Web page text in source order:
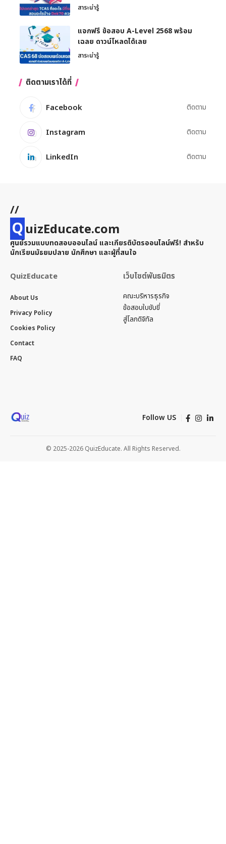
สาระน่ารู้
แจกฟรี ข้อสอบ A-Level 2568 พร้อม
เฉลย ดาวน์โหลดได้เลย
สาระน่ารู้
ติดตามเราได้ที่
Facebook ติดตาม
Instagram ติดตาม
LinkedIn ติดตาม
//
QuizEducate.com
ศูนย์รวมแบบทดสอบออนไลน์ และเกียรติบัตรออนไลน์ฟรี! สำหรับ
นักเรียนมัธยมปลาย นักศึกษา และผู้ที่สนใจ
QuizEducate
About Us
Privacy Policy
Cookies Policy
Contact
FAQ
เว็บไซต์พันธมิตร
คณะบริหารธุรกิจ
ข้อสอบใบขับขี่
สู่โลกดิจิทัล
Follow US
© 2025-2026 QuizEducate. All Rights Reserved.